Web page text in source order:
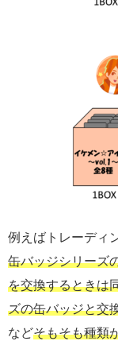
例えばトレーディ
缶バッジシリーズ
を交換するときは
ズの缶バッジと交
などそもそも種類